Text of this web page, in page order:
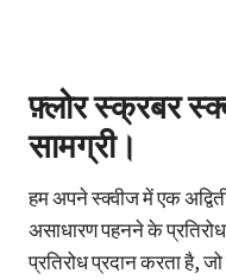
फ़्लोर स्क्रबर
सामग्री।
हम अपने स्क्वीज में एक
असाधारण पहनने के
प्रतिरोध प्रदान करता है,